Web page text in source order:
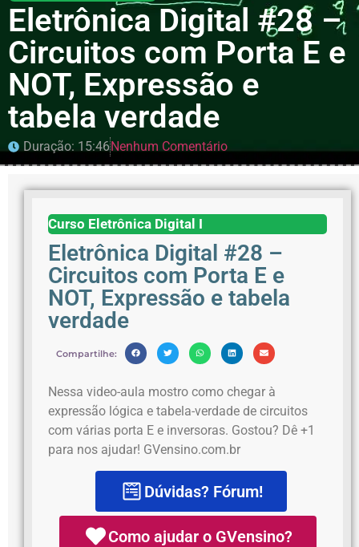
Eletrônica Digital #28 –
Circuitos com Porta E e
NOT, Expressão e
tabela verdade
Duração: 15:46Nenhum Comentário
Curso Eletrônica Digital I
Eletrônica Digital #28 –
Circuitos com Porta E e
NOT, Expressão e tabela
verdade
Compartilhe:
Nessa video-aula mostro como chegar à
expressão lógica e tabela-verdade de circuitos
com várias porta E e inversoras. Gostou? Dê +1
para nos ajudar! GVensino.com.br
Dúvidas? Fórum!
Como ajudar o GVensino?